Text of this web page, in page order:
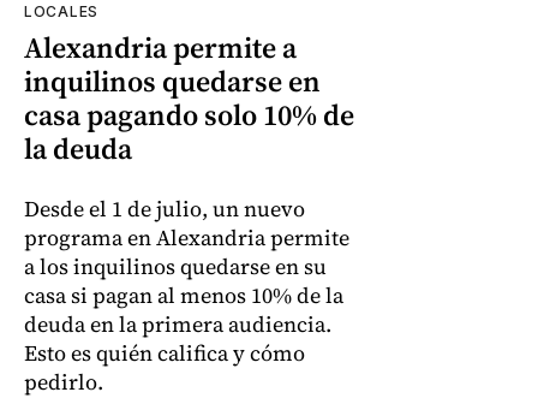
LOCALES
Alexandria permite a
inquilinos quedarse en
casa pagando solo 10% de
la deuda
Desde el 1 de julio, un nuevo
programa en Alexandria permite
a los inquilinos quedarse en su
casa si pagan al menos 10% de la
deuda en la primera audiencia.
Esto es quién califica y cómo
pedirlo.